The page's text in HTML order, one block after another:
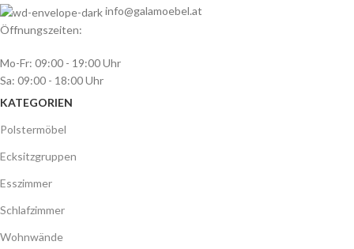
info@galamoebel.at
Öffnungszeiten:
Mo-Fr: 09:00 - 19:00 Uhr
Sa: 09:00 - 18:00 Uhr
KATEGORIEN
Polstermöbel
Ecksitzgruppen
Esszimmer
Schlafzimmer
Wohnwände